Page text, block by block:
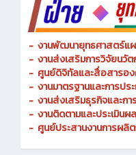
- งานพัฒนายุทธศาสตร์แ
- งานส่งเสริมการวิจัยนวัต
- ศูนย์ดิจิทัลและสื่อสารอ
- งานมาตรฐานและการปร
- งานส่งเสริมธุรกิจและกา
- งานติดตามและประเมินผ
-ศูนย์ประสานงานการผลิ